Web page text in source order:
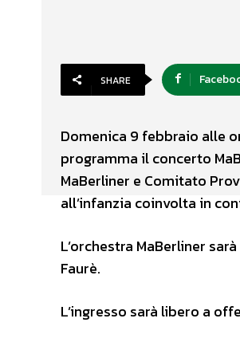
SHARE
Domenica 9 febbraio alle
programma il concerto
MaBerliner e Comitato
all’infanzia coinvolta in
L’orchestra MaBerliner
Faurè.
L’ingresso sarà libero a